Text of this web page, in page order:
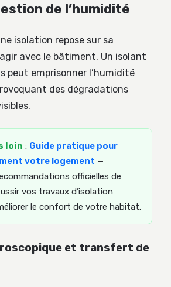
de l’humidité
isolation repose sur sa
avec le bâtiment. Un isolant
peut emprisonner l’humidité
des dégradations
loin : Guide pratique pour
votre logement —
officielles de
vos travaux d’isolation
le confort de votre habitat.
et transfert de